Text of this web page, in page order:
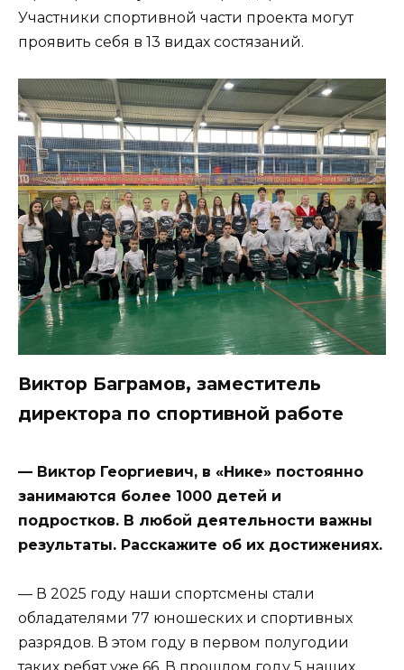
Участники спортивной части проекта могут
проявить себя в 13 видах состязаний.
Виктор Баграмов, заместитель
директора по спортивной работе
— Виктор Георгиевич, в «Нике» постоянно
занимаются более 1000 детей и
подростков. В любой деятельности важны
результаты. Расскажите об их достижениях.
— В 2025 году наши спортсмены стали
обладателями 77 юношеских и спортивных
разрядов. В этом году в первом полугодии